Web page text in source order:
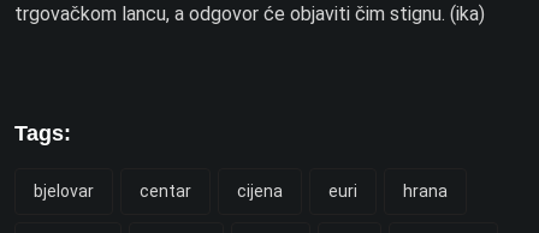
trgovačkom lancu, a odgovor će objaviti čim stignu. (ika)
Tags:
bjelovar centar cijena euri hrana